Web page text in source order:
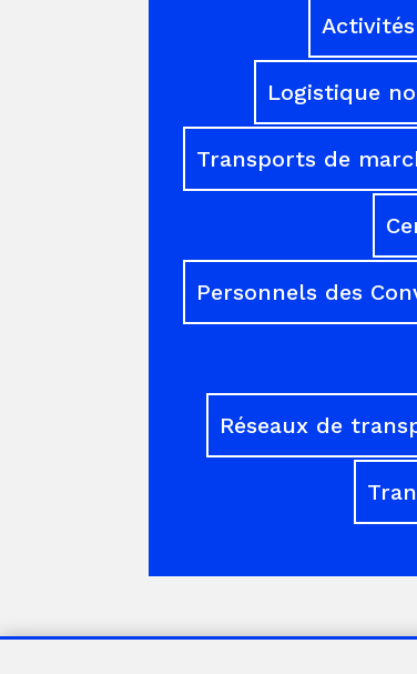
Logistique
Transports de
Personnels des
Réseaux de